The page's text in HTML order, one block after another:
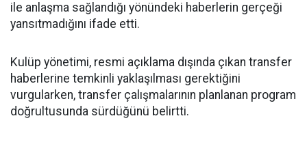
ile anlaşma sağlandığı yönündeki haberlerin gerçeği
yansıtmadığını ifade etti.
Kulüp yönetimi, resmi açıklama dışında çıkan transfer
haberlerine temkinli yaklaşılması gerektiğini
vurgularken, transfer çalışmalarının planlanan program
doğrultusunda sürdüğünü belirtti.